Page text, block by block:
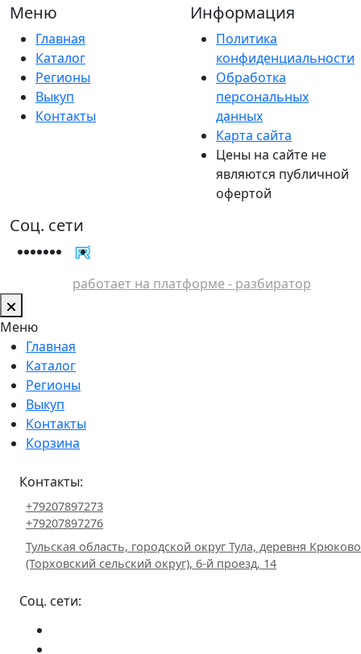
Меню
Главная
Каталог
Регионы
Выкуп
Контакты
Информация
Политика
конфиденциальности
Обработка
персональных
данных
Карта сайта
Цены на сайте не
являются публичной
офертой
Соц. сети
работает на платформе - разбиратор
Меню
Главная
Каталог
Регионы
Выкуп
Контакты
Корзина
Контакты:
+79207897273
+79207897276
Тульская область, городской округ Тула, деревня Крюково
(Торховский сельский округ), 6-й проезд, 14
Соц. сети: